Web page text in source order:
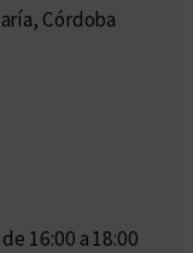
Córdoba
16:00 a 18:00